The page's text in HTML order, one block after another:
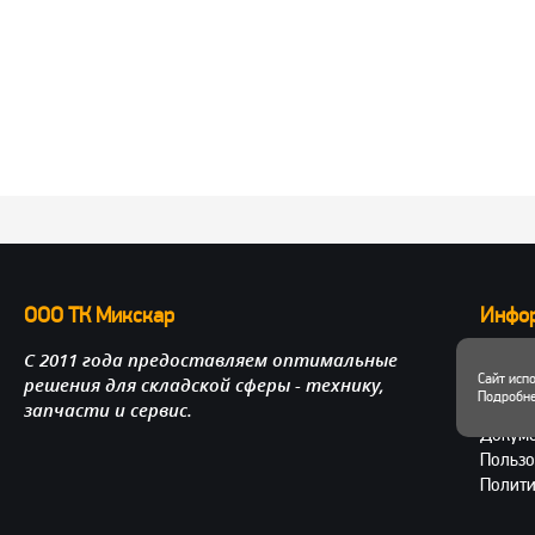
ООО ТК Микскар
С 2011 года предоставляем оптимальные
решения для складской сферы - технику,
запчасти и сервис.
Сайт